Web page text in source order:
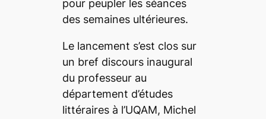
pour peupler les séances
des semaines ultérieures.
Le lancement s’est clos sur
un bref discours inaugural
du professeur au
département d’études
littéraires à l’UQAM, Michel